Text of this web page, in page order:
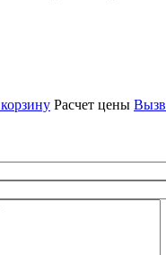
Расчет цены